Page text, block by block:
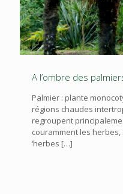
A l’ombre des
Palmier : plante
régions chaudes
regroupent
couramment les
‘herbes […]